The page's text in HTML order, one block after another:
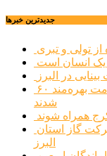
جديدترين خبرها
از تولی و تبری
یک انسان است
۶۰ هزار البرزی از خدمات اردوهای جهادی سلامت بهره‌مند
شدند
همراه شوند
البرز